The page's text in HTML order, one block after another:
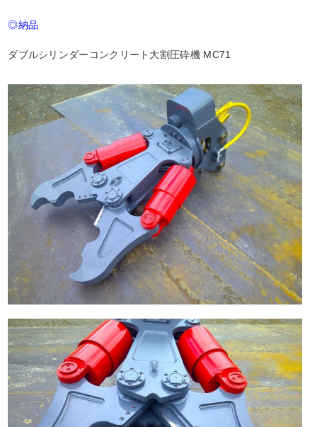
◎納品
ダブルシリンダーコンクリート大割圧砕機 MC71